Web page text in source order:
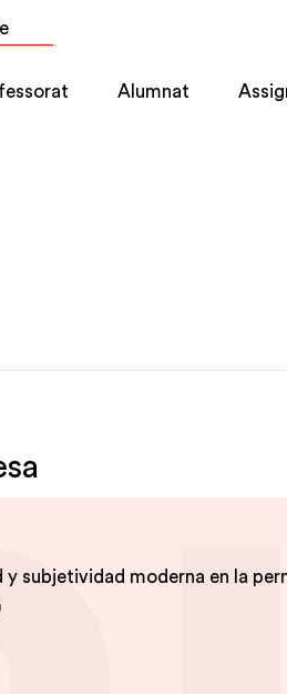
Alumnat
subjetividad moderna en la